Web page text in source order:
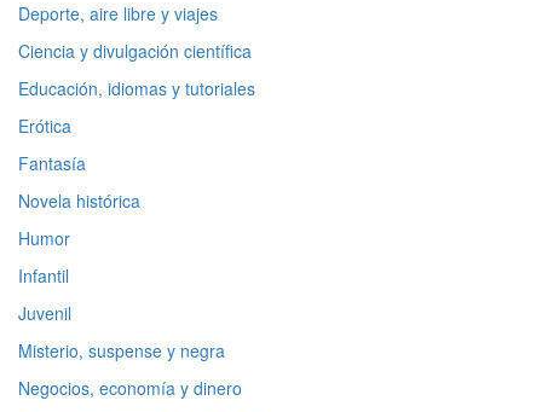
Deporte, aire libre y viajes
Ciencia y divulgación científica
Educación, idiomas y tutoriales
Erótica
Fantasía
Novela histórica
Humor
Infantil
Juvenil
Misterio, suspense y negra
Negocios, economía y dinero